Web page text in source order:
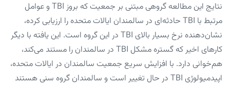
نتایج این مطالعه گروهی مبتنی بر جمعیت که بروز TBI و عوامل
مرتبط با TBI حادثه‌ای در سالمندان ایالات متحده را ارزیابی کرده،
نشان‌دهنده نرخ بسیار بالای TBI در این گروه است. این یافته با دیگر
کارهای اخیر که گستره مشکل TBI در سالمندان را مستند می‌کند،
هم‌خوانی دارد. با افزایش سریع جمعیت سالمندان در ایالات متحده،
اپیدمیولوژی TBI در حال تغییر است و سالمندان گروه سنی هستند